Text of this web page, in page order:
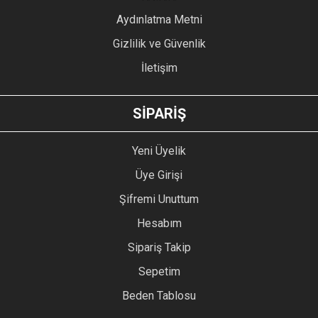
GÖNDER
Aydınlatma Metni
Gizlilik ve Güvenlik
İletişim
SİPARİŞ
Yeni Üyelik
Üye Girişi
Şifremi Unuttum
Hesabım
Sipariş Takip
Sepetim
Beden Tablosu